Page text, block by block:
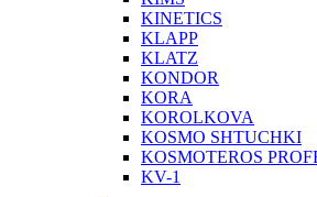
KINETICS
KLAPP
KLATZ
KONDOR
KORA
KOROLKOVA
KOSMO SHTUCHKI
KOSMOTEROS
KV-1